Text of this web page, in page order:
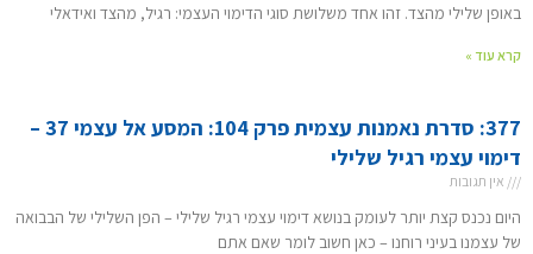
באופן שלילי מהצד. זהו אחד משלושת סוגי הדימוי העצמי: רגיל, מהצד ואידאלי
קרא עוד »
377: סדרת נאמנות עצמית פרק 104: המסע אל עצמי 37 –
דימוי עצמי רגיל שלילי
אין תגובות
היום נכנס קצת יותר לעומק בנושא דימוי עצמי רגיל שלילי – הפן השלילי של הבבואה
של עצמנו בעיני רוחנו – כאן חשוב לומר שאם אתם